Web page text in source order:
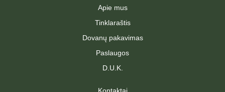
Apie mus
Tinklaraštis
Dovanų pakavimas
Paslaugos
D.U.K.
Kontaktai